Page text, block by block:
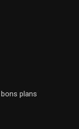
plans